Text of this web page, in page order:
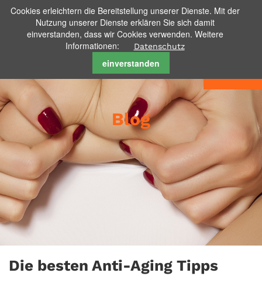
Cookies erleichtern die Bereitstellung unserer Dienste. Mit der
Nutzung unserer Dienste erklären Sie sich damit
einverstanden, dass wir Cookies verwenden. Weitere
Informationen:
Datenschutz
einverstanden
Blog
Die besten Anti-Aging Tipps